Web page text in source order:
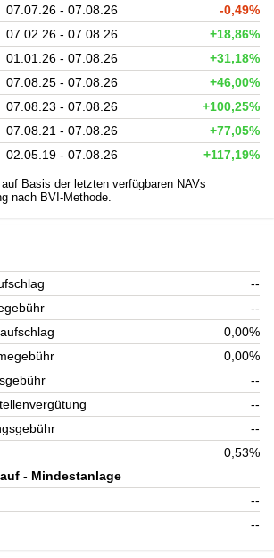
07.07.26 - 07.08.26
-0,49%
07.02.26 - 07.08.26
+18,86%
01.01.26 - 07.08.26
+31,18%
07.08.25 - 07.08.26
+46,00%
07.08.23 - 07.08.26
+100,25%
07.08.21 - 07.08.26
+77,05%
02.05.19 - 07.08.26 +117,19%
Basis der letzten verfügbaren NAVs
nach BVI-Methode.
--
--
0,00%
0,00%
--
--
--
0,53%
- Mindestanlage
--
--